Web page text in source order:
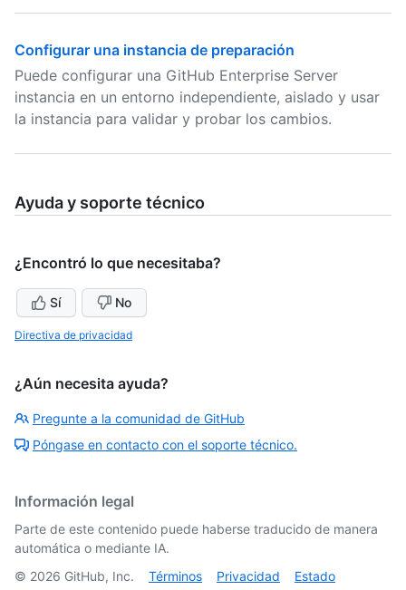
Configurar una instancia de preparación
Puede configurar una GitHub Enterprise Server
instancia en un entorno independiente, aislado y usar
la instancia para validar y probar los cambios.
Ayuda y soporte técnico
¿Encontró lo que necesitaba?
Sí No
Directiva de privacidad
¿Aún necesita ayuda?
Pregunte a la comunidad de GitHub
Póngase en contacto con el soporte técnico.
Información legal
Parte de este contenido puede haberse traducido de manera
automática o mediante IA.
© 2026 GitHub, Inc. Términos Privacidad
Estado